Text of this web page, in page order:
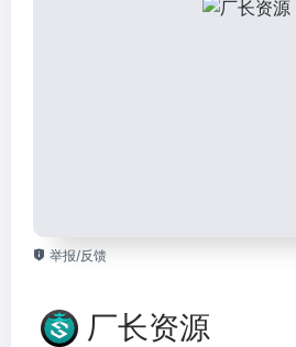
举报/反馈
厂长资源